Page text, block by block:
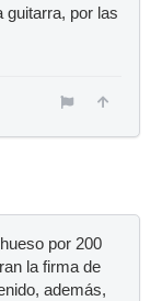
guitarra, por las
por 200
la firma de
además,